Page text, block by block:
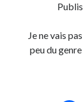
Je ne vais
peu du